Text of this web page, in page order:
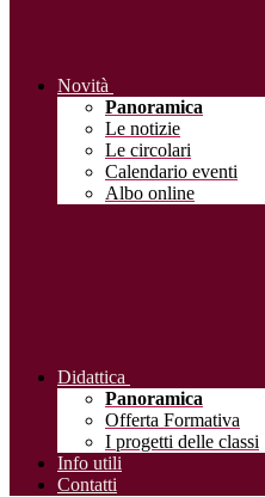
Novità
Panoramica
Le notizie
Le circolari
Calendario eventi
Albo online
Didattica
Panoramica
Offerta Formativa
I progetti delle classi
Info utili
Contatti